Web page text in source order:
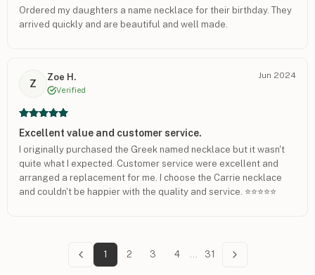
Ordered my daughters a name necklace for their birthday. They
arrived quickly and are beautiful and well made.
Z
Zoe H.
Verified
Jun 2024
Excellent value and customer service.
I originally purchased the Greek named necklace but it wasn't
quite what I expected. Customer service were excellent and
arranged a replacement for me. I choose the Carrie necklace
and couldn't be happier with the quality and service. ⭐️⭐️⭐️⭐️⭐️
1 2 3 4 31